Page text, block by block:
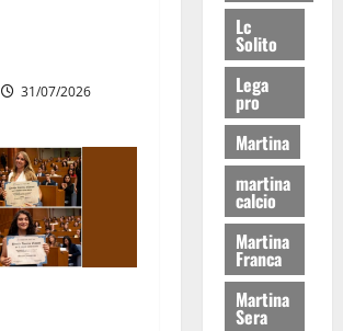
31/07/2026
Lc
Solito
Lega
pro
Martina
martina
calcio
Martina
Franca
Martina
Sera